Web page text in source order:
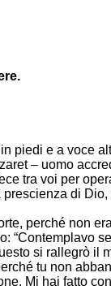
piedi e a voce
– uomo
tra voi per
di
perché non
“Contemplavo
si rallegrò il
tu non
Mi hai fatto